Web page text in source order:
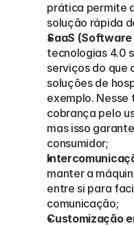
prática permite
solução rápida
SaaS
tecnologias 4.0
serviços do que
soluções de
exemplo.
cobrança pelo
mas isso
consumidor;
manter a
entre si para
comunicação;
Customização